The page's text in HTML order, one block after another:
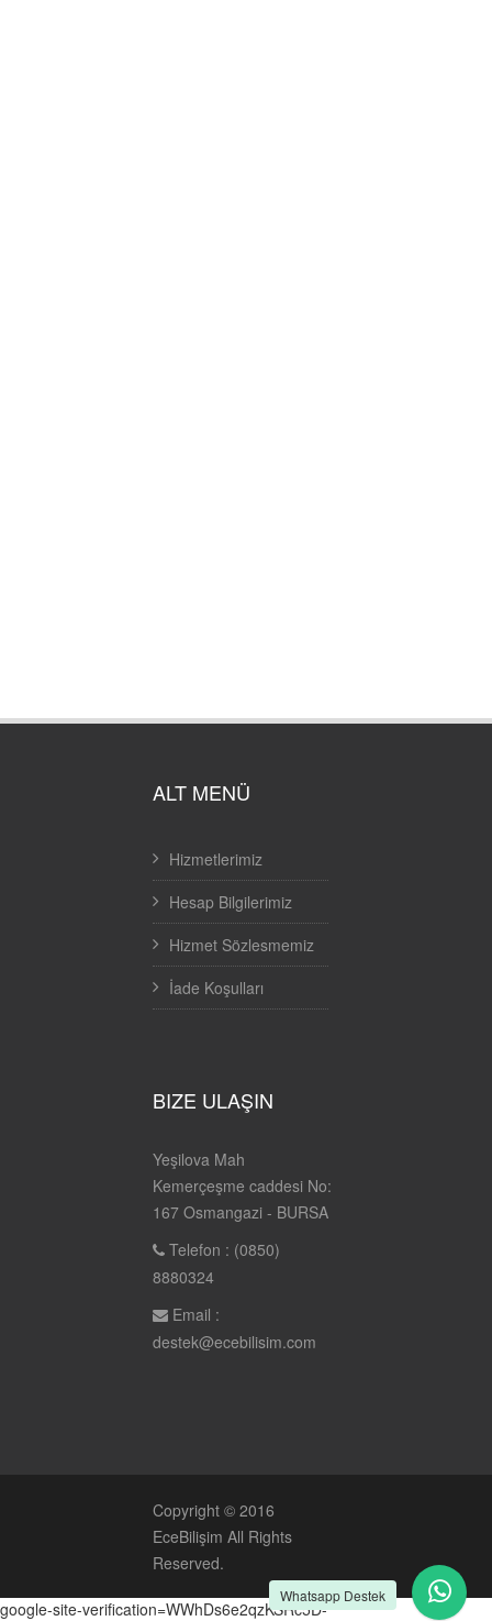
ALT MENÜ
Hizmetlerimiz
Hesap Bilgilerimiz
Hizmet Sözlesmemiz
İade Koşulları
BIZE ULAŞIN
Yeşilova Mah
Kemerçeşme caddesi No:
167 Osmangazi - BURSA
Telefon : (0850)
8880324
Email :
destek@ecebilisim.com
Copyright © 2016
EceBilişim All Rights
Reserved.
Whatsapp Destek
google-site-verification=WWhDs6e2qzKSRc5D-